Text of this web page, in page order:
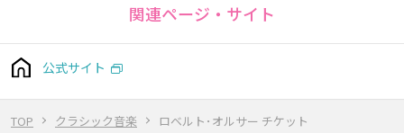
TOP クラシック音楽 ロベルト･オルサー チケット
関連ページ・サイト
公式サイト